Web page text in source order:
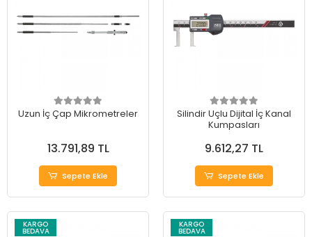
Uzun İç Çap Mikrometreler
13.791,89 TL
Sepete Ekle
Silindir Uçlu Dijital İç Kanal
Kumpasları
9.612,27 TL
Sepete Ekle
KARGO
BEDAVA
KARGO
BEDAVA